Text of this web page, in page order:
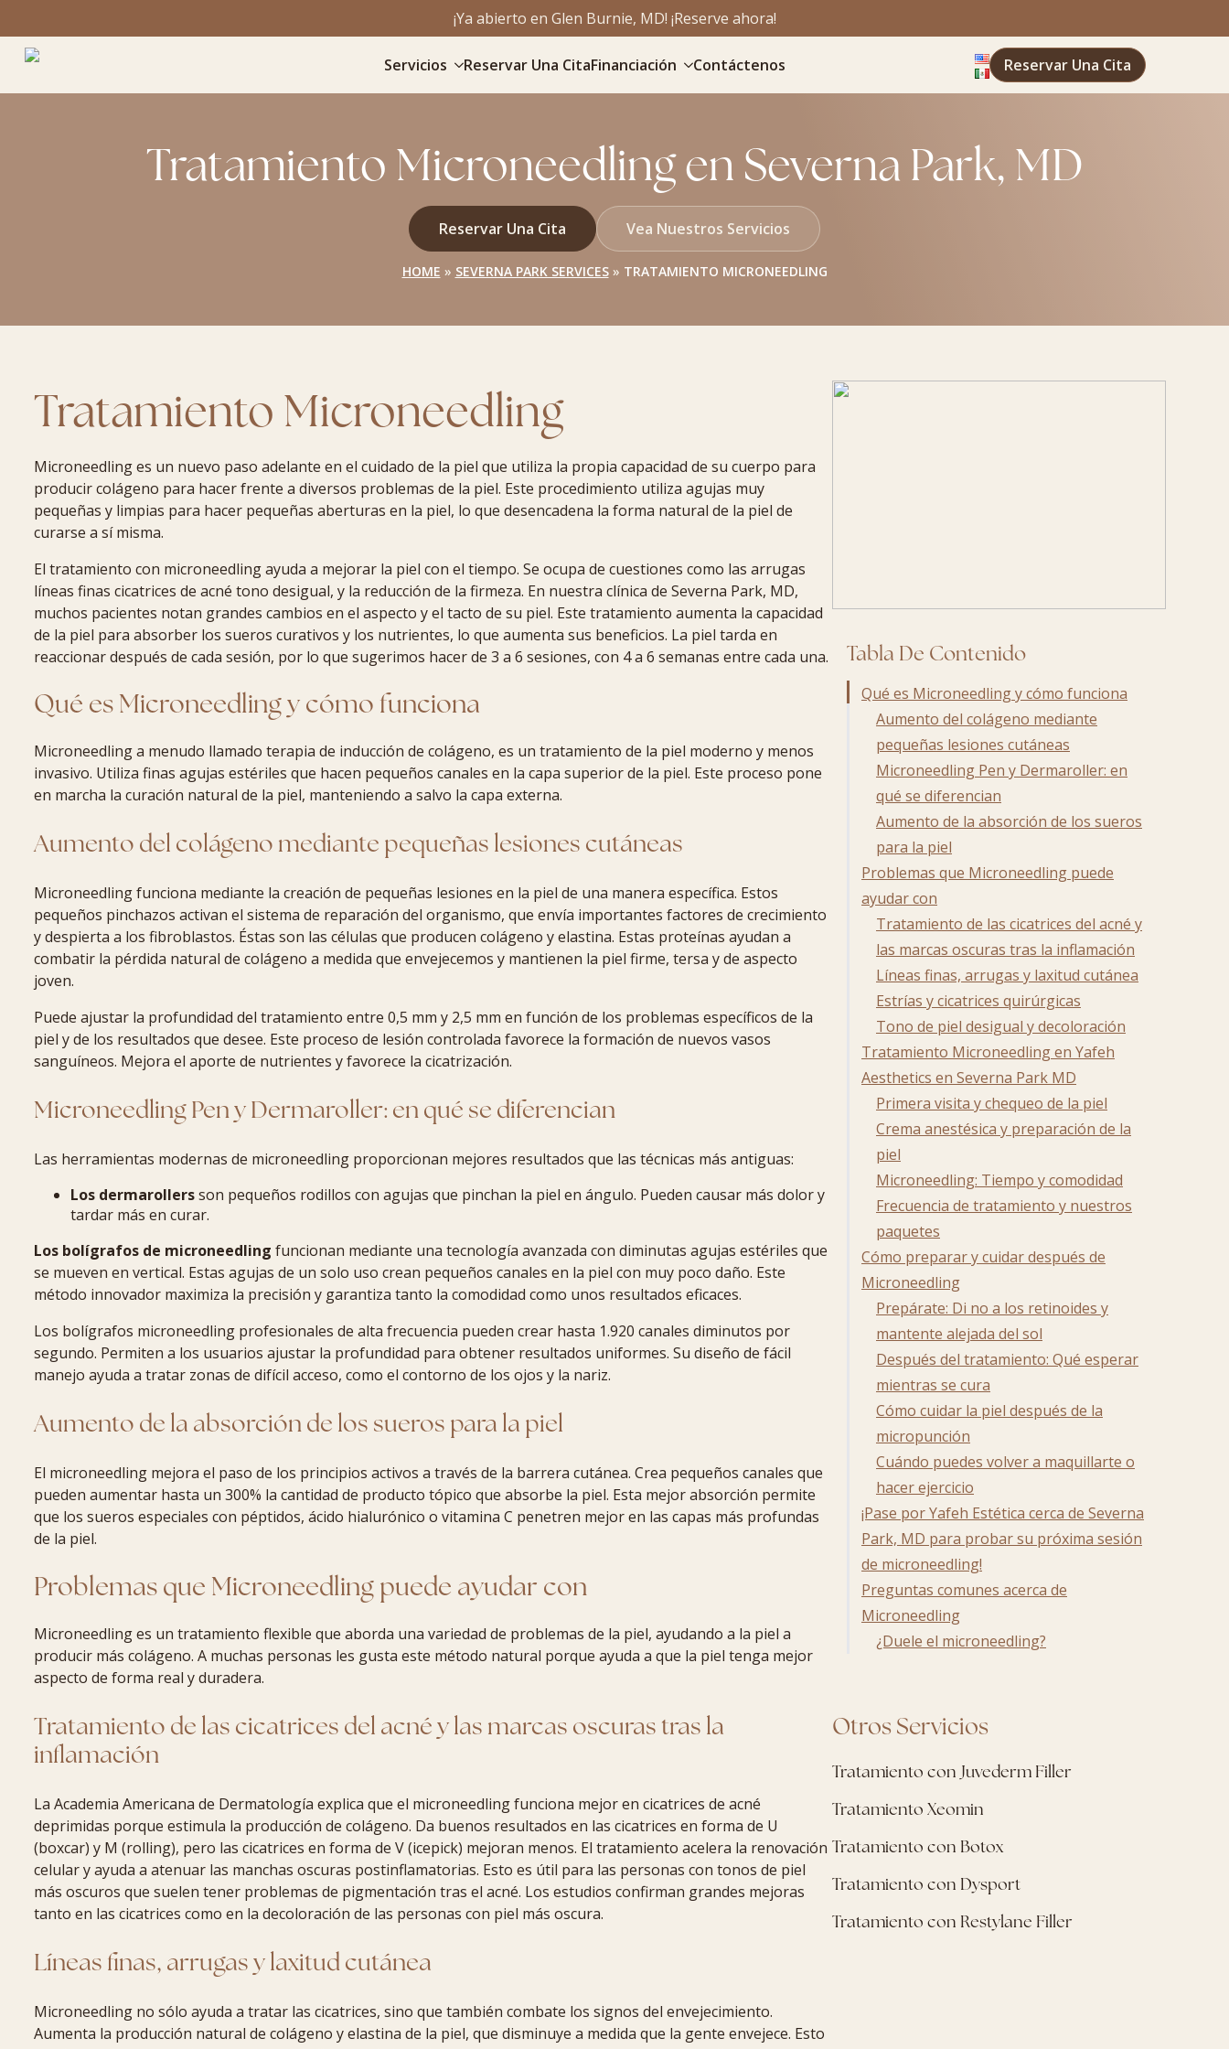
¡Ya abierto en Glen Burnie, MD! ¡Reserve ahora!
Servicios Reservar Una CitaFinanciación Contáctenos Reservar Una Cita
Tratamiento Microneedling en Severna Park, MD
Reservar Una Cita Vea Nuestros Servicios
HOME » SEVERNA PARK SERVICES» TRATAMIENTO MICRONEEDLING
Tratamiento Microneedling
Microneedling es un nuevo paso adelante en el cuidado de la piel que utiliza la propia capacidad de su cuerpo para
producir colágeno para hacer frente a diversos problemas de la piel. Este procedimiento utiliza agujas muy
pequeñas y limpias para hacer pequeñas aberturas en la piel, lo que desencadena la forma natural de la piel de
curarse a sí misma.
El tratamiento con microneedling ayuda a mejorar la piel con el tiempo. Se ocupa de cuestiones como las arrugas
líneas finas cicatrices de acné tono desigual, y la reducción de la firmeza. En nuestra clínica de Severna Park, MD,
muchos pacientes notan grandes cambios en el aspecto y el tacto de su piel. Este tratamiento aumenta la capacidad
de la piel para absorber los sueros curativos y los nutrientes, lo que aumenta sus beneficios. La piel tarda en
reaccionar después de cada sesión, por lo que sugerimos hacer de 3 a 6 sesiones, con 4 a 6 semanas entre cada una.
Qué es Microneedling y cómo funciona
Microneedling a menudo llamado terapia de inducción de colágeno, es un tratamiento de la piel moderno y menos
invasivo. Utiliza finas agujas estériles que hacen pequeños canales en la capa superior de la piel. Este proceso pone
en marcha la curación natural de la piel, manteniendo a salvo la capa externa.
Aumento del colágeno mediante pequeñas lesiones cutáneas
Microneedling funciona mediante la creación de pequeñas lesiones en la piel de una manera específica. Estos
pequeños pinchazos activan el sistema de reparación del organismo, que envía importantes factores de crecimiento
y despierta a los fibroblastos. Éstas son las células que producen colágeno y elastina. Estas proteínas ayudan a
combatir la pérdida natural de colágeno a medida que envejecemos y mantienen la piel firme, tersa y de aspecto
joven.
Puede ajustar la profundidad del tratamiento entre 0,5 mm y 2,5 mm en función de los problemas específicos de la
piel y de los resultados que desee. Este proceso de lesión controlada favorece la formación de nuevos vasos
sanguíneos. Mejora el aporte de nutrientes y favorece la cicatrización.
Microneedling Pen y Dermaroller: en qué se diferencian
Las herramientas modernas de microneedling proporcionan mejores resultados que las técnicas más antiguas:
Los dermarollersson pequeños rodillos con agujas que pinchan la piel en ángulo. Pueden causar más dolor y
tardar más en curar.
Los bolígrafos de microneedling funcionan mediante una tecnología avanzada con diminutas agujas estériles que
se mueven en vertical. Estas agujas de un solo uso crean pequeños canales en la piel con muy poco daño. Este
método innovador maximiza la precisión y garantiza tanto la comodidad como unos resultados eficaces.
Los bolígrafos microneedling profesionales de alta frecuencia pueden crear hasta 1.920 canales diminutos por
segundo. Permiten a los usuarios ajustar la profundidad para obtener resultados uniformes. Su diseño de fácil
manejo ayuda a tratar zonas de difícil acceso, como el contorno de los ojos y la nariz.
Aumento de la absorción de los sueros para la piel
El microneedling mejora el paso de los principios activos a través de la barrera cutánea. Crea pequeños canales que
pueden aumentar hasta un 300% la cantidad de producto tópico que absorbe la piel. Esta mejor absorción permite
que los sueros especiales con péptidos, ácido hialurónico o vitamina C penetren mejor en las capas más profundas
de la piel.
Problemas que Microneedling puede ayudar con
Microneedling es un tratamiento flexible que aborda una variedad de problemas de la piel, ayudando a la piel a
producir más colágeno. A muchas personas les gusta este método natural porque ayuda a que la piel tenga mejor
aspecto de forma real y duradera.
Tratamiento de las cicatrices del acné y las marcas oscuras tras la
inflamación
La Academia Americana de Dermatología explica que el microneedling funciona mejor en cicatrices de acné
deprimidas porque estimula la producción de colágeno. Da buenos resultados en las cicatrices en forma de U
(boxcar) y M (rolling), pero las cicatrices en forma de V (icepick) mejoran menos. El tratamiento acelera la renovación
celular y ayuda a atenuar las manchas oscuras postinflamatorias. Esto es útil para las personas con tonos de piel
más oscuros que suelen tener problemas de pigmentación tras el acné. Los estudios confirman grandes mejoras
tanto en las cicatrices como en la decoloración de las personas con piel más oscura.
Líneas finas, arrugas y laxitud cutánea
Microneedling no sólo ayuda a tratar las cicatrices, sino que también combate los signos del envejecimiento.
Aumenta la producción natural de colágeno y elastina de la piel, que disminuye a medida que la gente envejece. Esto
Tabla De Contenido
Qué es Microneedling y cómo funciona
Aumento del colágeno mediante
pequeñas lesiones cutáneas
Microneedling Pen y Dermaroller: en
qué se diferencian
Aumento de la absorción de los sueros
para la piel
Problemas que Microneedling puede
ayudar con
Tratamiento de las cicatrices del acné y
las marcas oscuras tras la inflamación
Líneas finas, arrugas y laxitud cutánea
Estrías y cicatrices quirúrgicas
Tono de piel desigual y decoloración
Tratamiento Microneedling en Yafeh
Aesthetics en Severna Park MD
Primera visita y chequeo de la piel
Crema anestésica y preparación de la
piel
Microneedling: Tiempo y comodidad
Frecuencia de tratamiento y nuestros
paquetes
Cómo preparar y cuidar después de
Microneedling
Prepárate: Di no a los retinoides y
mantente alejada del sol
Después del tratamiento: Qué esperar
mientras se cura
Cómo cuidar la piel después de la
micropunción
Cuándo puedes volver a maquillarte o
hacer ejercicio
¡Pase por Yafeh Estética cerca de Severna
Park, MD para probar su próxima sesión
de microneedling!
Preguntas comunes acerca de
Microneedling
¿Duele el microneedling?
Otros Servicios
Tratamiento con Juvederm Filler
Tratamiento Xeomin
Tratamiento con Botox
Tratamiento con Dysport
Tratamiento con Restylane Filler